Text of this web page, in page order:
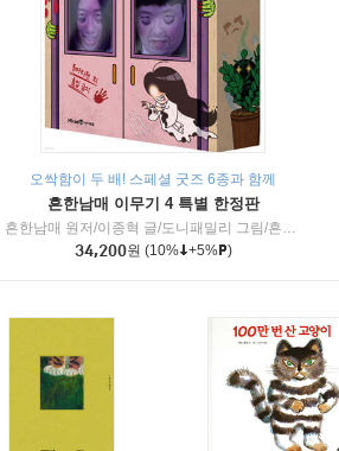
오싹함이 두 배! 스페셜 굿즈 6종과 함께
흔한남매 이무기 4 특별 한정판
흔한남매 원저/이종혁 글/도니패밀리 그림/흔한컴퍼니 감수
34,200원 (10% +5% )